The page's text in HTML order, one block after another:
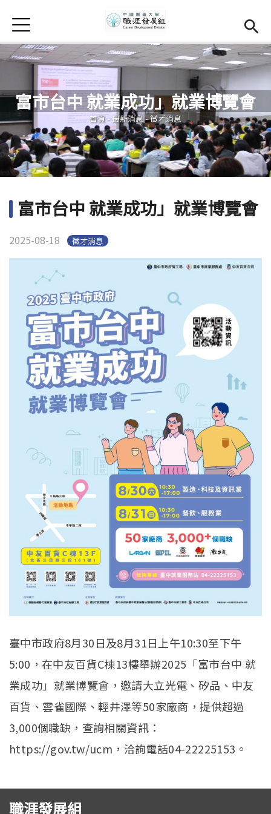
首頁
學務處首頁(link is external)
Open submenu (關於我們)
關於我們
Open submenu (職涯輔導)
職涯輔導
Open submenu (就業調查)
就業調查
活動集錦
相關連結
English
Jump to Navigation
Jump to Main content
富市台中 就業成功」就業博覽會
您在這裡
首頁- 最新消息-徵才消息
富市台中 就業成功」就業博覽會
2025-08-18 徵才消息
臺中市政府8月30日及8月31日上午10:30至下午
5:00，在中友百貨C棟13樓舉辦2025「富市台中 就
業成功」就業博覽會，邀請大立光電、矽品、中友
百貨、雲雀國際、輕井澤等50家廠商，提供超過
3,000個職缺，查詢相關資訊：
https://gov.tw/ucm，洽詢電話04-22225153。
職涯發展組